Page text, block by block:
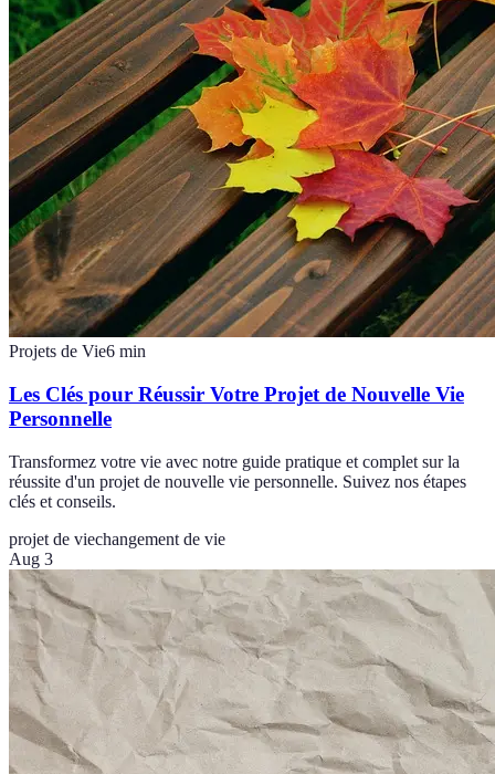
Projets de Vie6 min
Les Clés pour Réussir Votre Projet de Nouvelle Vie
Personnelle
Transformez votre vie avec notre guide pratique et complet sur la
réussite d'un projet de nouvelle vie personnelle. Suivez nos étapes
clés et conseils.
projet de viechangement de vie
Aug 3